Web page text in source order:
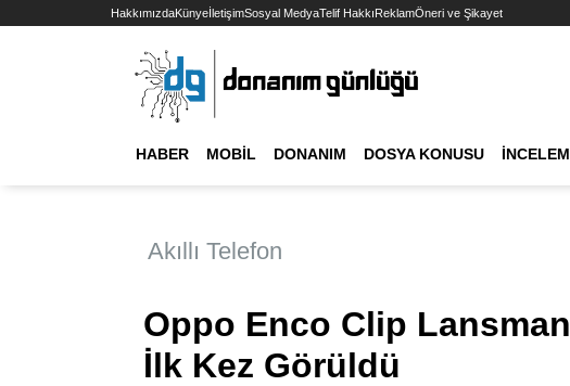
HakkımızdaKünyeİletişimSosyal MedyaTelif HakkıReklamÖneri ve Şikayet
HABER MOBIL DONANIM DOSYA KONUSU
Akıllı Telefon
Oppo Enco Clip
İlk Kez Görüldü